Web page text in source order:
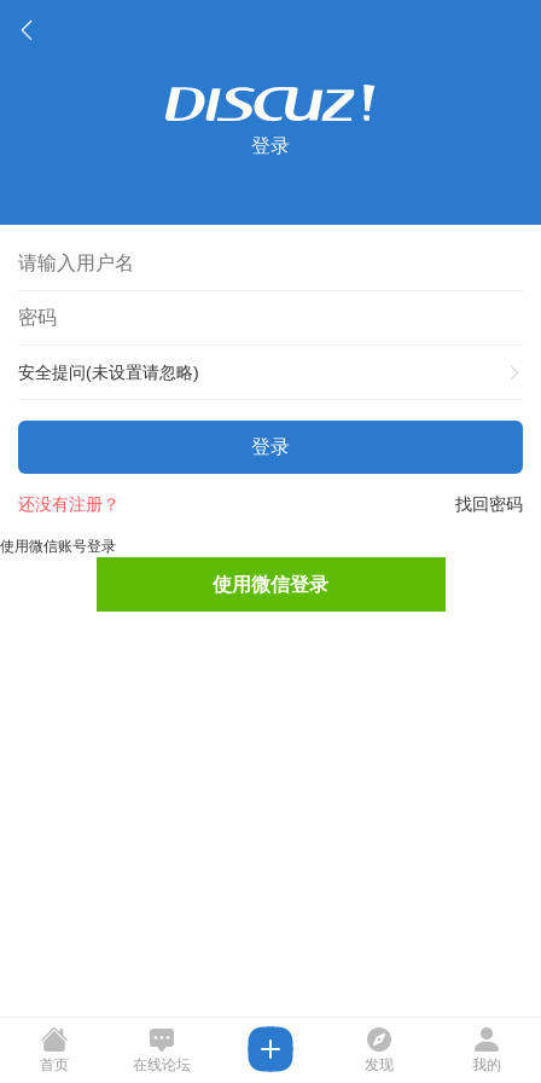
登录
安全提问(未设置请忽略)
登录
找回密码
还没有注册？
使用微信账号登录
使用微信登录
首页 在线论坛 发现 我的